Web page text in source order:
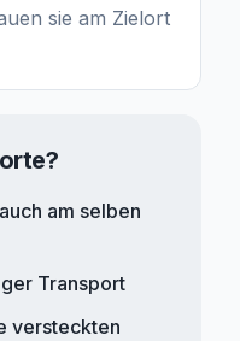
sie am Zielort
am selben
Transport
versteckten